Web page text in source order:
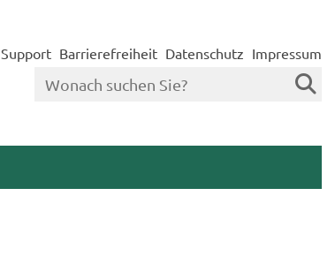
Support Barrierefreiheit Datenschutz Impressum